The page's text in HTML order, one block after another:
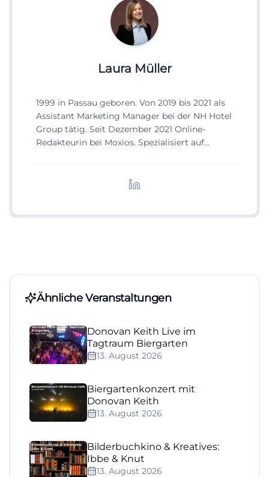
Laura Müller
1999 in Passau geboren. Von 2019 bis 2021 als
Assistant Marketing Manager bei der NH Hotel
Group tätig. Seit Dezember 2021 Online-
Redakteurin bei Moxios. Spezialisiert auf
Ähnliche Veranstaltungen
Donovan Keith Live im
Tagtraum Biergarten
13. August 2026
Biergartenkonzert mit
Donovan Keith
13. August 2026
Bilderbuchkino & Kreatives:
Ibbe & Knut
13. August 2026